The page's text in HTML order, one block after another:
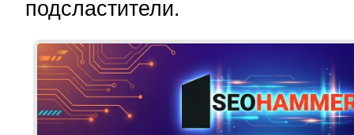
подсластители.